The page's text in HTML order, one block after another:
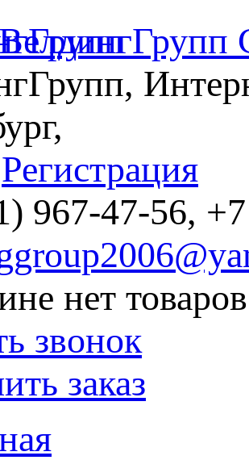
Регистрация
967-47-56,
нет товаров
звонок
заказ